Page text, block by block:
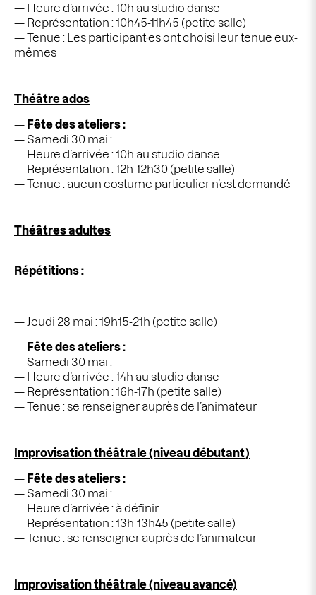
Heure d’arrivée : 10h au studio danse
Représentation : 10h45-11h45 (petite salle)
Tenue : Les participant·es ont choisi leur tenue eux-
mêmes
Théâtre ados
Fête des ateliers :
Samedi 30 mai :
Heure d’arrivée : 10h au studio danse
Représentation : 12h-12h30 (petite salle)
Tenue : aucun costume particulier n’est demandé
Théâtres adultes
Répétitions :
Jeudi 28 mai : 19h15-21h (petite salle)
Fête des ateliers :
Samedi 30 mai :
Heure d’arrivée : 14h au studio danse
Représentation : 16h-17h (petite salle)
Tenue : se renseigner auprès de l’animateur
Improvisation théâtrale (niveau débutant)
Fête des ateliers :
Samedi 30 mai :
Heure d’arrivée : à définir
Représentation : 13h-13h45 (petite salle)
Tenue : se renseigner auprès de l’animateur
Improvisation théâtrale (niveau avancé)